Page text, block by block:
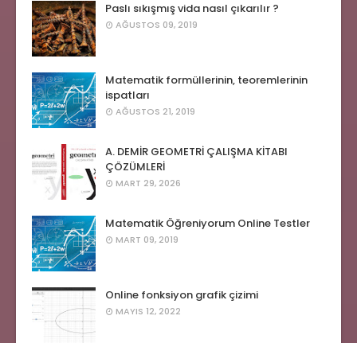
Paslı sıkışmış vida nasıl çıkarılır ?
AĞUSTOS 09, 2019
Matematik formüllerinin, teoremlerinin
ispatları
AĞUSTOS 21, 2019
A. DEMİR GEOMETRİ ÇALIŞMA KİTABI
ÇÖZÜMLERİ
MART 29, 2026
Matematik Öğreniyorum Online Testler
MART 09, 2019
Online fonksiyon grafik çizimi
MAYIS 12, 2022